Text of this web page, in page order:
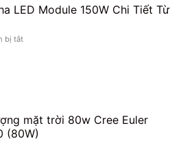
Chói
Trời
Pha
Có
LED Module 150W Chi Tiết Từ
bị tắtở
Chi
Tiết
mặt trời 80w Cree Euler
(80W)